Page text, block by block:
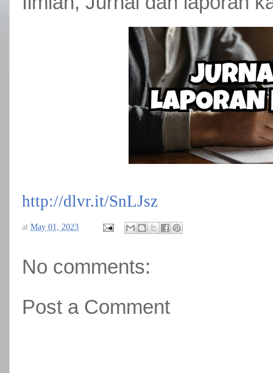
http://dlvr.it/SnLJsz
at May 01, 2023
No comments:
Post a Comment